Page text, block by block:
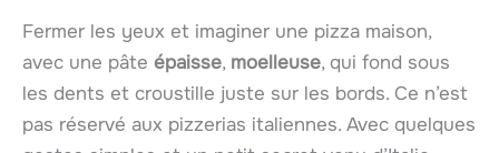
Fermer les yeux et imaginer une pizza maison,
avec une pâte épaisse, moelleuse, qui fond sous
les dents et croustille juste sur les bords. Ce n’est
pas réservé aux pizzerias italiennes. Avec quelques